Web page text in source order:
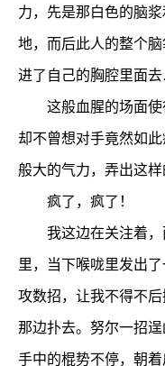
力，先是那白色的脑
地，而后此人的整个
进了自己的胸腔里面
这般血腥的场面使
却不曾想对手竟然如
般大的气力，弄出这样
疯了，疯了！
我这边在关注着，
里，当下喉咙里发出
攻数招，让我不得不
那边扑去。努尔一招
手中的棍势不停，朝